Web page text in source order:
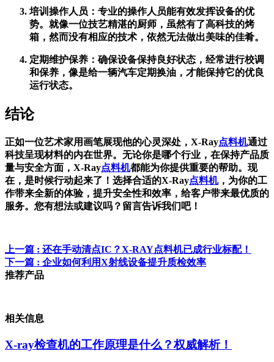
培训操作人员：专业的操作人员能有效发挥设备的优
势。就像一位技艺精湛的厨师，虽然有了高科技的烤
箱，然而没有相应的技术，依然无法做出美味的佳肴。
定期维护保养：确保设备保持良好状态，经常进行校调
和保养，像是给一辆汽车定期换油，才能保持它的优良
运行状态。
结论
正如一位艺术家用画笔展现他的心灵深处，X-Ray点料机通过
科技呈现材料的内在世界。无论你是哪个行业，在保持产品质
量与安全方面，X-Ray点料机都能为你提供重要的帮助。现
在，是时候行动起来了！选择合适的X-Ray点料机，为你的工
作带来全新的体验，提升安全性和效率，给客户带来最优质的
服务。您有想法或建议吗？留言告诉我们吧！
上一篇 : 还在手动清点IC？X-RAY点料机已成行业标配！
下一篇 : 企业如何利用X射线设备提升质检效率
推荐产品
相关信息
X-ray检查机的工作原理是什么？权威解析！